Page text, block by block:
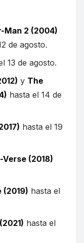
Man 2 (2004)
de agosto.
13 de agosto.
y The
hasta el 14 de
hasta el 19
(2018)
(2019) hasta el
hasta el